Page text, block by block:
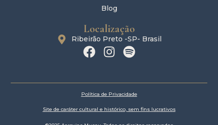
Blog
Localização
Ribeirão Preto -SP- Brasil
Política de Privacidade
Site de caráter cultural e histórico, sem fins lucrativos